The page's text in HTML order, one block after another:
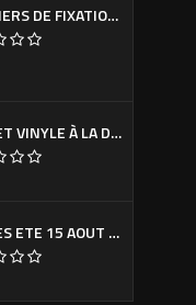
CAVALIERS DE FIXATION DE CACHE PLAQUE D'IMMATRICULATION (LA PAIRE)
LISERET VINYLE À LA DEMANDE
CONGES ETE 15 AOUT - 7 SEPTEMBRE